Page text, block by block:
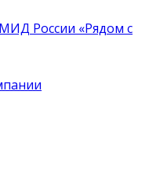
России «Рядом с